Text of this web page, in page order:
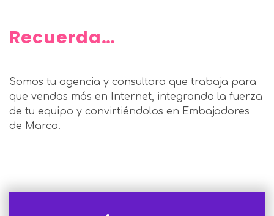
Recuerda…
Somos tu agencia y consultora que trabaja para
que vendas más en Internet, integrando la fuerza
de tu equipo y convirtiéndolos en Embajadores
de Marca.